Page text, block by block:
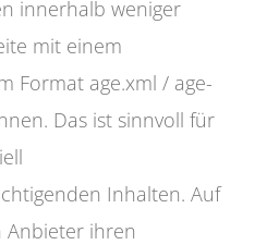
innerhalb weniger
mit einem
Format age.xml / age-
Das ist sinnvoll für
Inhalten. Auf
Anbieter ihren